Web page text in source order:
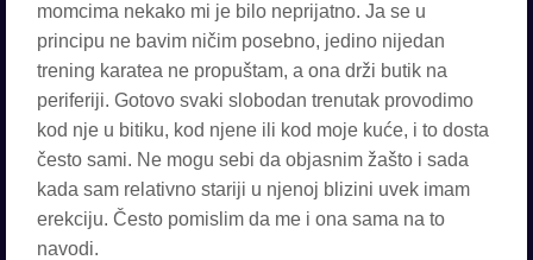
momcima nekako mi je bilo neprijatno. Ja se u
principu ne bavim ničim posebno, jedino nijedan
trening karatea ne propuštam, a ona drži butik na
periferiji. Gotovo svaki slobodan trenutak provodimo
kod nje u bitiku, kod njene ili kod moje kuće, i to dosta
često sami. Ne mogu sebi da objasnim žašto i sada
kada sam relativno stariji u njenoj blizini uvek imam
erekciju. Često pomislim da me i ona sama na to
navodi.